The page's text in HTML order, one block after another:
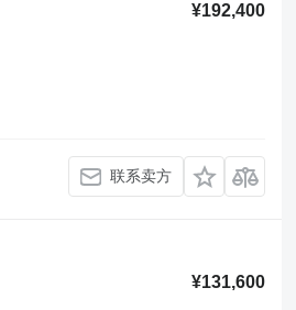
¥192,400
联系卖方
¥131,600